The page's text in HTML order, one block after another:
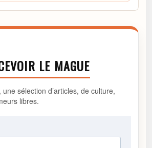
LE MAGUE
sélection d’articles, de culture,
libres.